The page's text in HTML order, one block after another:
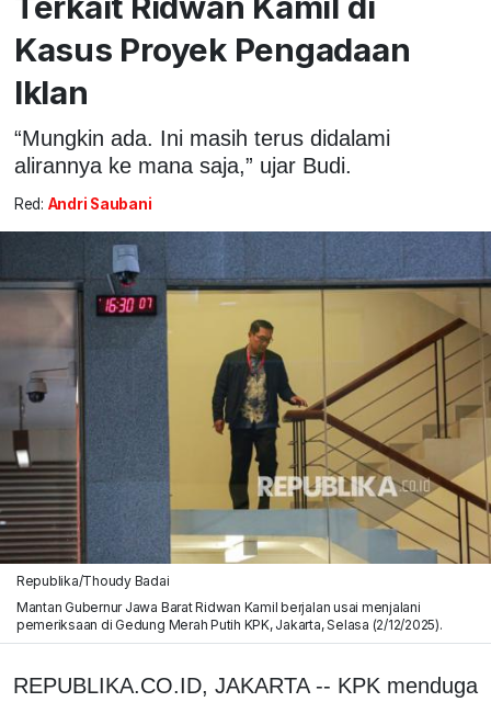
Kasus Proyek Pengadaan
Iklan
“Mungkin ada. Ini masih terus didalami
alirannya ke mana saja,” ujar Budi.
Red: Andri Saubani
Republika/Thoudy Badai
Mantan Gubernur Jawa Barat Ridwan Kamil berjalan usai menjalani
pemeriksaan di Gedung Merah Putih KPK, Jakarta, Selasa (2/12/2025).
REPUBLIKA.CO.ID, JAKARTA -- KPK menduga